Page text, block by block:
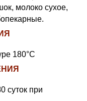
молоко сухое,
180°С
суток при